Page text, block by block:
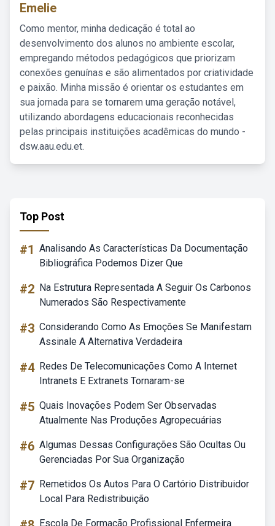
Emelie
Como mentor, minha dedicação é total ao
desenvolvimento dos alunos no ambiente escolar,
empregando métodos pedagógicos que priorizam
conexões genuínas e são alimentados por criatividade
e paixão. Minha missão é orientar os estudantes em
sua jornada para se tornarem uma geração notável,
utilizando abordagens educacionais reconhecidas
pelas principais instituições acadêmicas do mundo -
dsw.aau.edu.et.
Top Post
#1 Analisando As Características Da Documentação
Bibliográfica Podemos Dizer Que
#2 Na Estrutura Representada A Seguir Os Carbonos
Numerados São Respectivamente
#3 Considerando Como As Emoções Se Manifestam
Assinale A Alternativa Verdadeira
#4 Redes De Telecomunicações Como A Internet
Intranets E Extranets Tornaram-se
#5 Quais Inovações Podem Ser Observadas
Atualmente Nas Produções Agropecuárias
#6 Algumas Dessas Configurações São Ocultas Ou
Gerenciadas Por Sua Organização
#7 Remetidos Os Autos Para O Cartório Distribuidor
Local Para Redistribuição
Escola De Formação Profissional Enfermeira